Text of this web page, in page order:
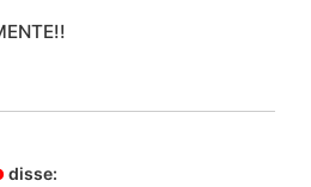
disse: